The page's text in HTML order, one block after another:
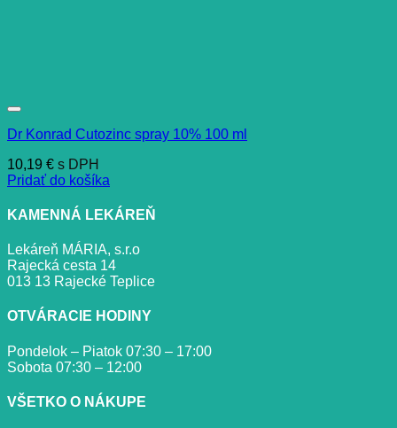
Dr Konrad Cutozinc spray 10% 100 ml
10,19 € s DPH
Pridať do košíka
KAMENNÁ LEKÁREŇ
Lekáreň MÁRIA, s.r.o
Rajecká cesta 14
013 13 Rajecké Teplice
OTVÁRACIE HODINY
Pondelok – Piatok 07:30 – 17:00
Sobota 07:30 – 12:00
VŠETKO O NÁKUPE